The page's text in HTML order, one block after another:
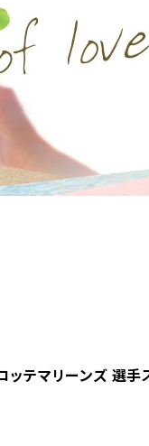
テマリーンズ 選手